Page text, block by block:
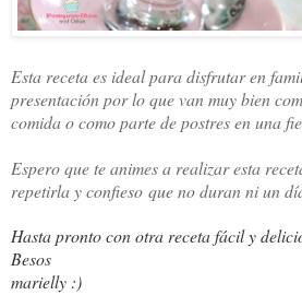
Esta receta es ideal para disfrutar en
presentación por lo que van muy bien
comida o como parte de postres en una
Espero que te animes a realizar esta
repetirla y confieso que no duran ni un
Hasta pronto con otra receta fácil y
Besos
marielly :)